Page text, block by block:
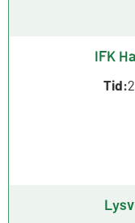
IFK
Tid: